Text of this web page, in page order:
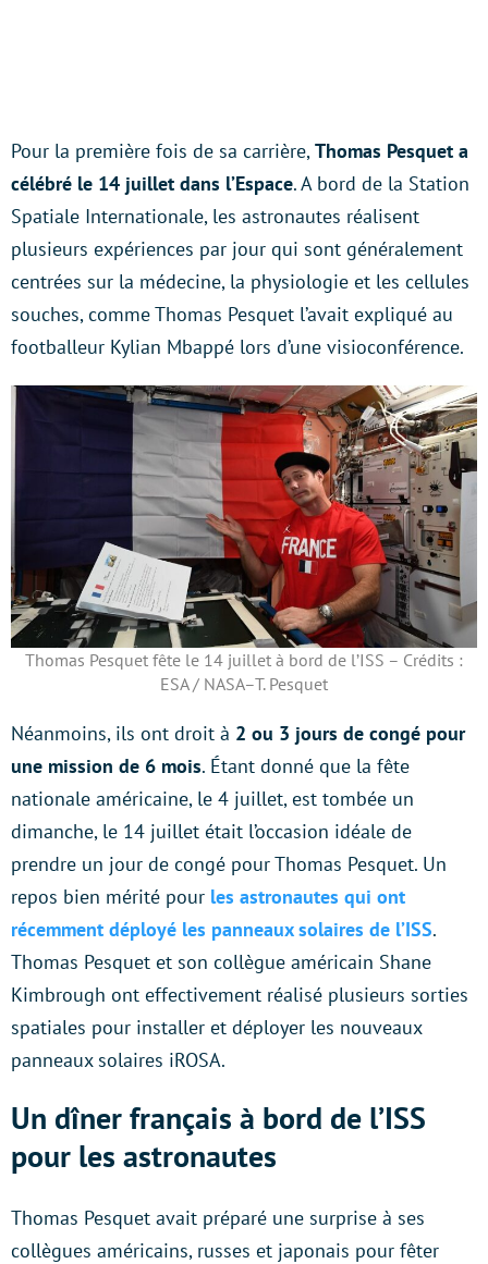
Pour la première fois de sa carrière,Thomas Pesquet a
célébré le 14 juillet dans l’Espace. A bord de la Station
Spatiale Internationale, les astronautes réalisent
plusieurs expériences par jour qui sont généralement
centrées sur la médecine, la physiologie et les cellules
souches, comme Thomas Pesquet l’avait expliqué au
footballeur Kylian Mbappé lors d’une visioconférence.
Thomas Pesquet fête le 14 juillet à bord de l’ISS – Crédits :
ESA / NASA–T. Pesquet
Néanmoins, ils ont droit à 2 ou 3 jours de congé pour
une mission de 6 mois. Étant donné que la fête
nationale américaine, le 4 juillet, est tombée un
dimanche, le 14 juillet était l’occasion idéale de
prendre un jour de congé pour Thomas Pesquet. Un
repos bien mérité pour les astronautes qui ont
récemment déployé les panneaux solaires de l’ISS.
Thomas Pesquet et son collègue américain Shane
Kimbrough ont effectivement réalisé plusieurs sorties
spatiales pour installer et déployer les nouveaux
panneaux solaires iROSA.
Un dîner français à bord de l’ISS
pour les astronautes
Thomas Pesquet avait préparé une surprise à ses
collègues américains, russes et japonais pour fêter